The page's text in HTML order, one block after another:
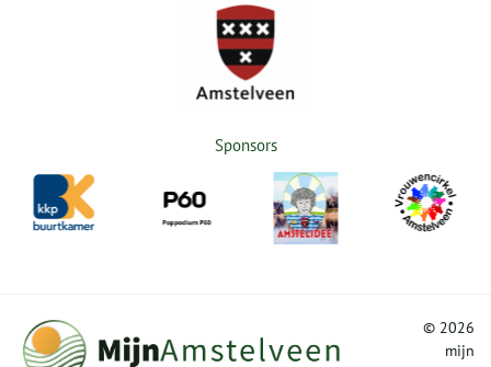
Sponsors
© 2026
mijn